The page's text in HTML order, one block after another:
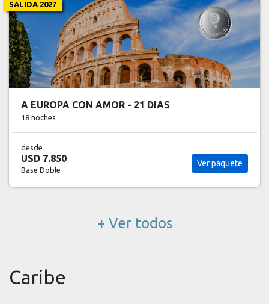
LONDRES, NAVIDAD EN PARIS CON DISNEY &
AÑO NUEVO EN MADRID 15 DIAS
desde
USD 8.143 Ver paquete
+ Ver todos
Caribe